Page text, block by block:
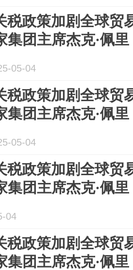
税政策加剧全球
集团主席杰克·佩里
05-04
税政策加剧全球
集团主席杰克·佩里
05-04
税政策加剧全球
集团主席杰克·佩里
04
税政策加剧全球
集团主席杰克·佩里